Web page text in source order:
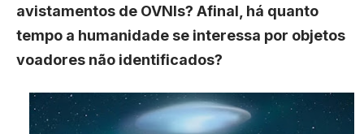
avistamentos de OVNIs? Afinal, há quanto
tempo a humanidade se interessa por objetos
voadores não identificados?